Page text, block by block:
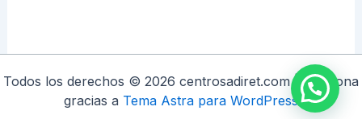
Todos los derechos © 2026 centrosadiret.com | Funciona
gracias a Tema Astra para WordPress